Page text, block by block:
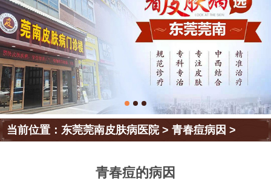
当前位置：东莞莞南皮肤病医院>青春痘病因 >
青春痘的病因